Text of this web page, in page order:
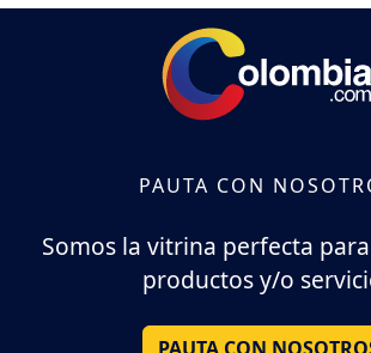
PAUTA CON
Somos la vitrina perfecta
productos y/o